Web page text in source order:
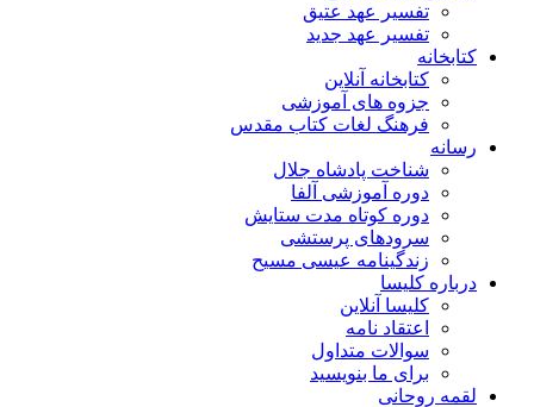
تفسیر عهد عتیق
تفسیر عهد جدید
کتابخانه
کتابخانه آنلاین
جزوه های آموزشی
فرهنگ لغات کتاب مقدس
رسانه
شناخت پادشاه جلال
دوره آموزشی آلفا
دوره کوتاه مدت ستایش
سرودهای پرستشی
زندگینامه عیسی مسیح
درباره کلیسا
کلیسا آنلاین
اعتقاد نامه
سوالات متداول
برای ما بنویسید
لقمه روحانی